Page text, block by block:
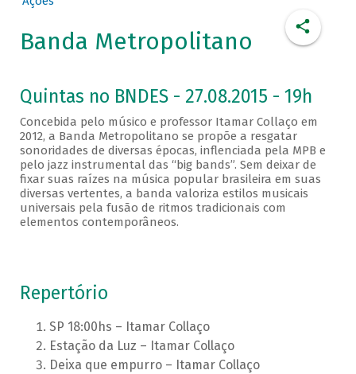
Banda Metropolitano
Quintas no BNDES - 27.08.2015 - 19h
Concebida pelo músico e professor Itamar Collaço em
2012, a Banda Metropolitano se propõe a resgatar
sonoridades de diversas épocas, inflenciada pela MPB e
pelo jazz instrumental das “big bands”. Sem deixar de
fixar suas raízes na música popular brasileira em suas
diversas vertentes, a banda valoriza estilos musicais
universais pela fusão de ritmos tradicionais com
elementos contemporâneos.
Repertório
SP 18:00hs – Itamar Collaço
Estação da Luz – Itamar Collaço
Deixa que empurro – Itamar Collaço